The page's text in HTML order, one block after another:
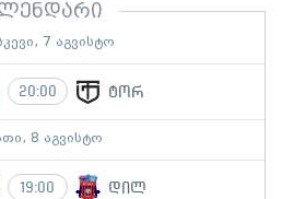
7 აგვისტო
20:00 ტორ
8 აგვისტო
19:00 დილ